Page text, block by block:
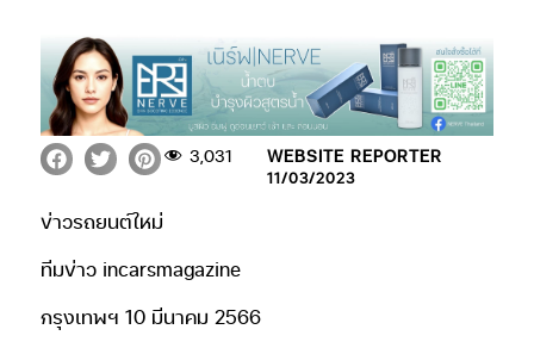
WEBSITE REPORTER
11/03/2023
3,031
ข่าวรถยนต์ใหม่
ทีมข่าว incarsmagazine
กรุงเทพฯ 10 มีนาคม 2566